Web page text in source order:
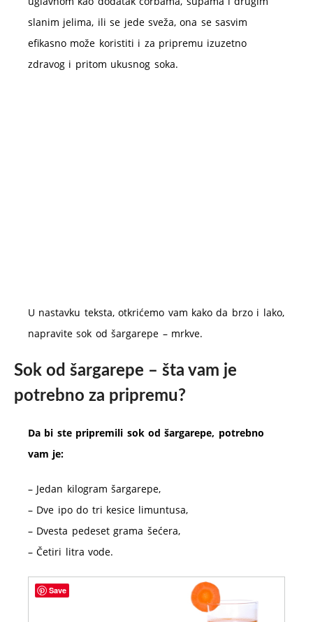
slanim jelima, ili se jede sveža, ona se sasvim
efikasno može koristiti i za pripremu izuzetno
zdravog i pritom ukusnog soka.
U nastavku teksta, otkrićemo vam kako da brzo i lako,
napravite sok od šargarepe – mrkve.
Sok od šargarepe – šta vam je
potrebno za pripremu?
Da bi ste pripremili sok od šargarepe, potrebno
vam je:
– Jedan kilogram šargarepe,
– Dve ipo do tri kesice limuntusa,
– Dvesta pedeset grama šećera,
– Četiri litra vode.
Save